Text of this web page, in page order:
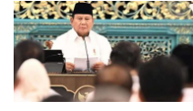
Penjajahan (Pergolakan
Ekonomi Politik Indonesia) &
Simposium Nasional “Urgensi
Undang-Undang
Perekonomian Nasional dan
Kesejahteraan Sosial dalam